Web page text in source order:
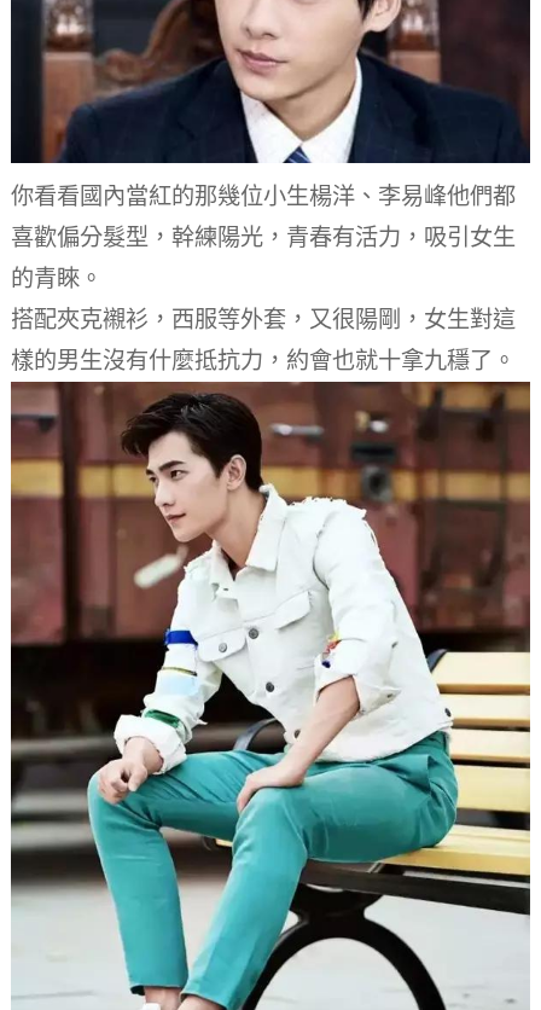
你看看國內當紅的那幾位小生楊洋、李易峰他們都
喜歡偏分髮型，幹練陽光，青春有活力，吸引女生
的青睞。
搭配夾克襯衫，西服等外套，又很陽剛，女生對這
樣的男生沒有什麼抵抗力，約會也就十拿九穩了。